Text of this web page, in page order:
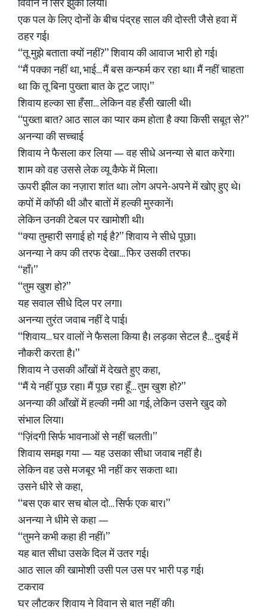
विवान ने सिर झुका लिया।
एक पल के लिए दोनों के बीच पंद्रह साल की दोस्ती जैसे हवा में
ठहर गई।
“तू मुझे बताता क्यों नहीं?” शिवाय की आवाज भारी हो गई।
“मैं पक्का नहीं था, भाई… मैं बस कन्फर्म कर रहा था। मैं नहीं चाहता
था कि तू बिना पुख्ता बात के टूट जाए।”
शिवाय हल्का सा हँसा… लेकिन वह हँसी खाली थी।
“पुख्ता बात? आठ साल का प्यार कम होता है क्या किसी सबूत से?”
अनन्या की सच्चाई
शिवाय ने फैसला कर लिया — वह सीधे अनन्या से बात करेगा।
शाम को वह उससे लेक व्यू कैफे में मिला।
ऊपरी झील का नज़ारा शांत था। लोग अपने-अपने में खोए हुए थे।
कपों में कॉफी थी और बातों में हल्की मुस्कानें।
लेकिन उनकी टेबल पर खामोशी थी।
“क्या तुम्हारी सगाई हो गई है?” शिवाय ने सीधे पूछा।
अनन्या ने कप की तरफ देखा… फिर उसकी तरफ।
“हाँ।”
“तुम खुश हो?”
यह सवाल सीधे दिल पर लगा।
अनन्या तुरंत जवाब नहीं दे पाई।
“शिवाय… घर वालों ने फैसला किया है। लड़का सेटल है… दुबई में
नौकरी करता है।”
शिवाय ने उसकी आँखों में देखते हुए कहा,
“मैं ये नहीं पूछ रहा। मैं पूछ रहा हूँ… तुम खुश हो?”
अनन्या की आँखों में हल्की नमी आ गई, लेकिन उसने खुद को
संभाल लिया।
“ज़िंदगी सिर्फ भावनाओं से नहीं चलती।”
शिवाय समझ गया — यह उसका सीधा जवाब नहीं है।
लेकिन वह उसे मजबूर भी नहीं कर सकता था।
उसने धीरे से कहा,
“बस एक बार सच बोल दो… सिर्फ एक बार।”
अनन्या ने धीमे से कहा —
“तुमने कभी कहा ही नहीं।”
यह बात सीधा उसके दिल में उतर गई।
आठ साल की खामोशी उसी पल उस पर भारी पड़ गई।
टकराव
घर लौटकर शिवाय ने विवान से बात नहीं की।